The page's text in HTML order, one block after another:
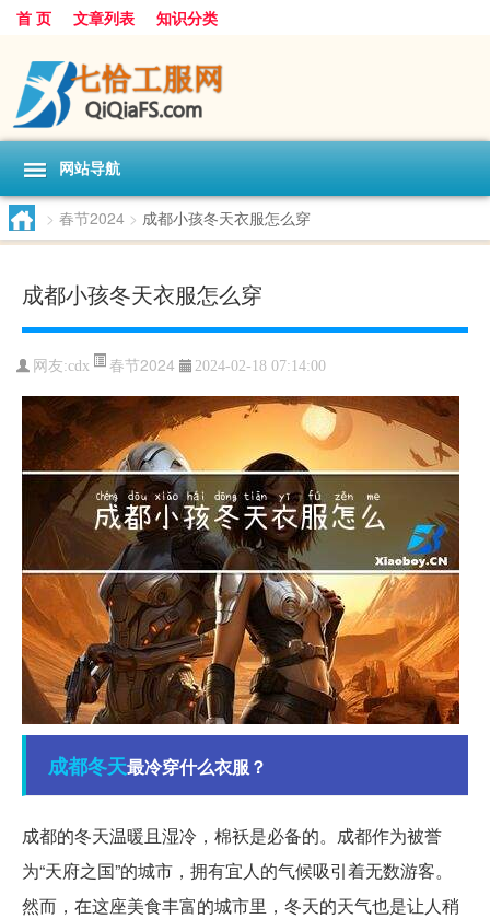
首 页 文章列表 知识分类
网站导航
> 春节2024 > 成都小孩冬天衣服怎么穿
成都小孩冬天衣服怎么穿
网友:cdx 春节2024 2024-02-18 07:14:00
成都冬天最冷穿什么衣服？
成都的冬天温暖且湿冷，棉袄是必备的。成都作为被誉
为“天府之国”的城市，拥有宜人的气候吸引着无数游客。
然而，在这座美食丰富的城市里，冬天的天气也是让人稍